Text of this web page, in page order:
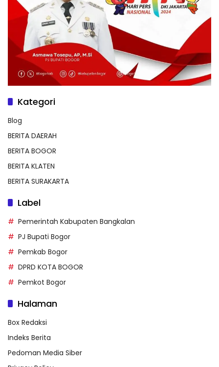
Kategori
Blog
BERITA DAERAH
BERITA BOGOR
BERITA KLATEN
BERITA SURAKARTA
Label
Pemerintah Kabupaten Bangkalan
PJ Bupati Bogor
Pemkab Bogor
DPRD KOTA BOGOR
Pemkot Bogor
Halaman
Box Redaksi
Indeks Berita
Pedoman Media Siber